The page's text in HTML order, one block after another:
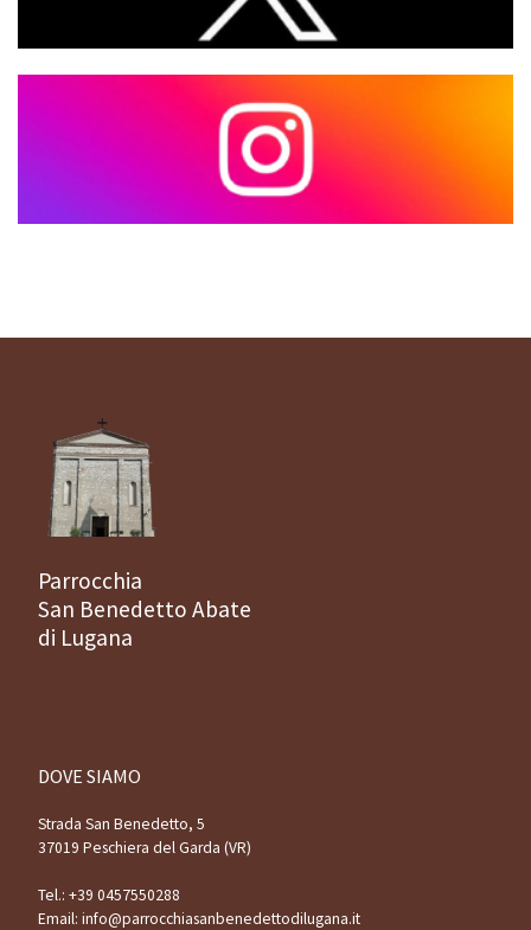
Parrocchia
San Benedetto Abate
di Lugana
DOVE SIAMO
Strada San Benedetto, 5
37019 Peschiera del Garda (VR)
Tel.: +39 0457550288
Email: info@parrocchiasanbenedettodilugana.it